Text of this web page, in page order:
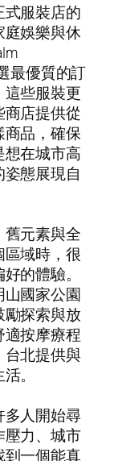
服裝店的
娛樂與休
最優質的訂
些服裝更
店提供從
品，確保
在城市高
態展現自
元素與全
域時，很
的體驗。
國家公園
探索與放
按摩療程
北提供與
。
人開始尋
力、城市
一個能真